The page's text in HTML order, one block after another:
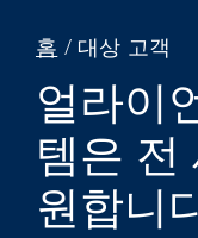
문의하기
My Alliance
홈 / 대상 고객
얼라이
템은 전
원합니